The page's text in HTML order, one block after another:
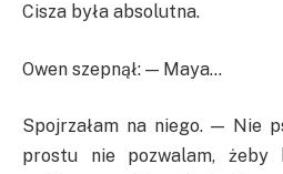
Cisza była absolutna.
Owen szepnął: — Maya…
Spojrzałam na niego. — Nie
prostu nie pozwalam, żeby